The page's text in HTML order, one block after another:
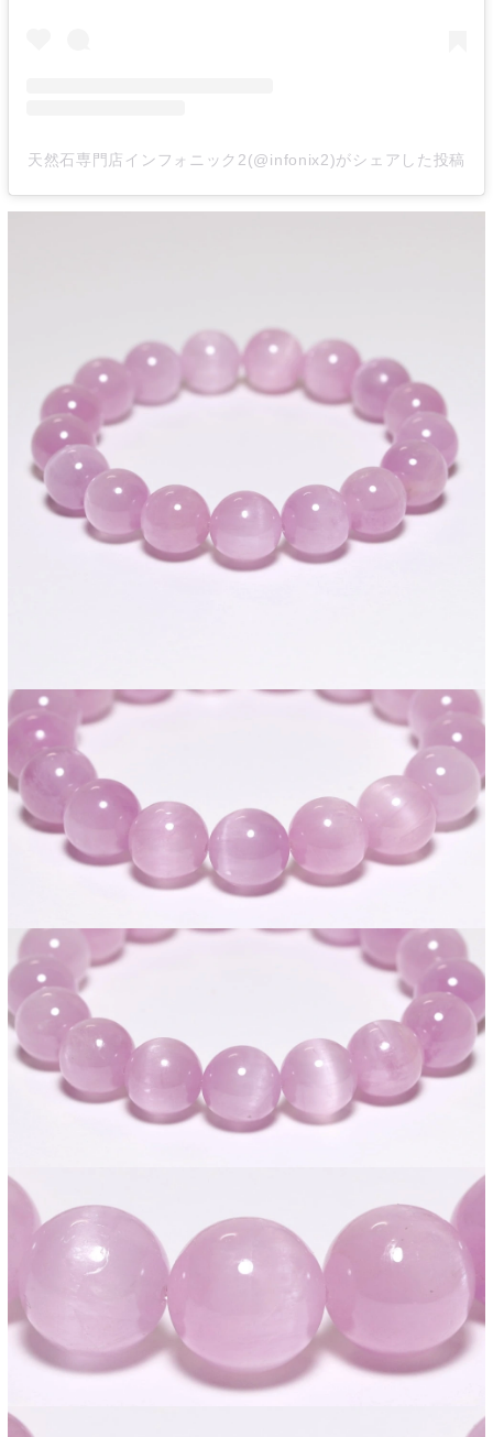
天然石専門店インフォニック2(@infonix2)がシェアした投稿